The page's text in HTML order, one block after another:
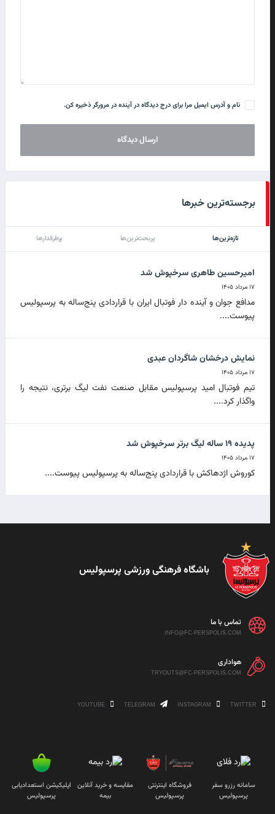
نام و آدرس ایمیل مرا برای درج دیدگاه در آینده در مرورگر ذخیره کن.
برجسته‌ترین خبرها
تازه‌ترین‌ها پربحث‌ترین‌ها پرطرفدارها
امیرحسین طاهری سرخپوش شد
۱۷ مرداد ۱۴۰۵
مدافع جوان و آینده دار فوتبال ایران با قراردادی پنج‌ساله به پرسپولیس
پیوست....
نمایش درخشان شاگردان عبدی
۱۷ مرداد ۱۴۰۵
تیم فوتبال امید پرسپولیس مقابل صنعت نفت لیگ برتری، نتیجه را
واگذار کرد....
پدیده ۱۹ ساله لیگ برتر سرخپوش شد
۱۷ مرداد ۱۴۰۵
کوروش اژدهاکش با قراردادی پنج‌ساله به پرسپولیس پیوست....
باشگاه فرهنگی ورزشی پرسپولیس
تماس با ما
INFO@FC-PERSPOLIS.COM
هواداری
TRYOUTS@FC-PERSPOLIS.COM
سامانه رزرو سفر
پرسپولیس
فروشگاه اینترنتی
پرسپولیس
مقایسه و خرید آنلاین
بیمه
اپلیکیشن استعدادیابی
پرسپولیس